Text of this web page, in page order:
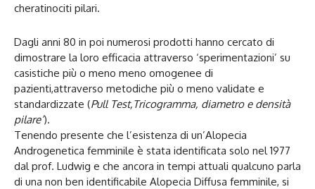
cheratinociti pilari.
Dagli anni 80 in poi numerosi prodotti hanno cercato di
dimostrare la loro efficacia attraverso ‘sperimentazioni’ su
casistiche più o meno meno omogenee di
pazienti,attraverso metodiche più o meno validate e
standardizzate (Pull Test,Tricogramma, diametro e densità
pilare’).
Tenendo presente che l’esistenza di un’Alopecia
Androgenetica femminile è stata identificata solo nel 1977
dal prof. Ludwig e che ancora in tempi attuali qualcuno parla
di una non ben identificabile Alopecia Diffusa femminile, si